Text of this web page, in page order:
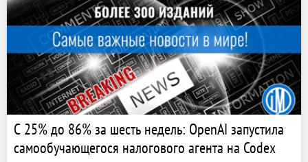
С 25% до 86% за шесть недель: OpenAI запустила
самообучающегося налогового агента на Codex